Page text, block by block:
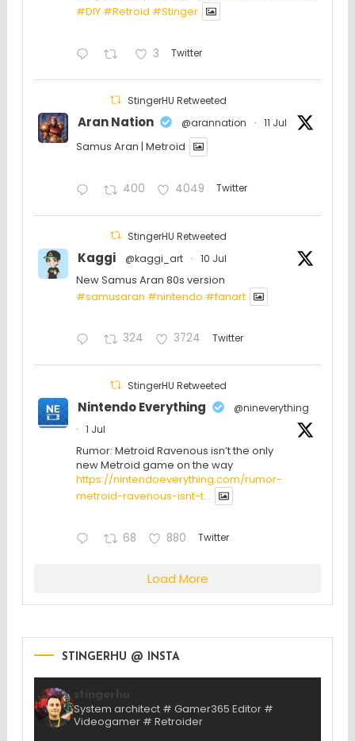
#DIY #Retroid #Stinger
3 Twitter
StingerHU Retweeted
Aran Nation @arannation · 11 Jul
Samus Aran | Metroid
400 4049 Twitter
StingerHU Retweeted
Kaggi @kaggi_art · 10 Jul
New Samus Aran 80s version
#samusaran #nintendo #fanartㅤㅤㅤㅤ
324 3724 Twitter
StingerHU Retweeted
Nintendo Everything
@nineverything
·
1 Jul
Rumor: Metroid Ravenous isn’t the only
new Metroid game on the way
https://nintendoeverything.com/rumor-
metroid-ravenous-isnt-t...
68 880 Twitter
Load More
STINGERHU @ INSTA
System architect # Gamer365 Editor #
Videogamer # Retroider